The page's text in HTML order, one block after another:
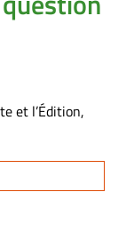
et l’Édition,